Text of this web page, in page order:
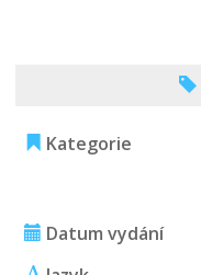
Kategorie
Datum vydání